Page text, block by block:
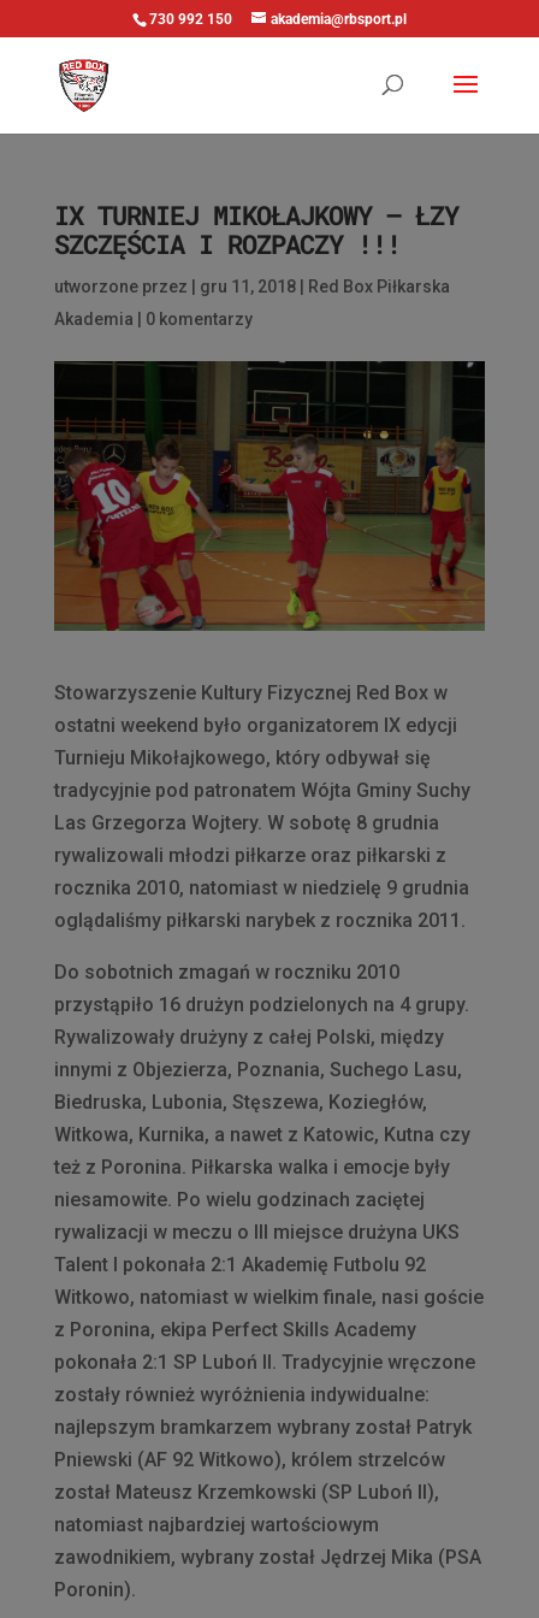
730 992 150 akademia@rbsport.pl
IX TURNIEJ MIKOŁAJKOWY – ŁZY
SZCZĘŚCIA I ROZPACZY !!!
utworzone przez gru 11, 2018|
Red Box Piłkarska
Akademia
0 komentarzy
Stowarzyszenie Kultury Fizycznej Red Box w
ostatni weekend było organizatorem IX edycji
Turnieju Mikołajkowego, który odbywał się
tradycyjnie pod patronatem Wójta Gminy Suchy
Las Grzegorza Wojtery. W sobotę 8 grudnia
rywalizowali młodzi piłkarze oraz piłkarski z
rocznika 2010, natomiast w niedzielę 9 grudnia
oglądaliśmy piłkarski narybek z rocznika 2011.
Do sobotnich zmagań w roczniku 2010
przystąpiło 16 drużyn podzielonych na 4 grupy.
Rywalizowały drużyny z całej Polski, między
innymi z Objezierza, Poznania, Suchego Lasu,
Biedruska, Lubonia, Stęszewa, Koziegłów,
Witkowa, Kurnika, a nawet z Katowic, Kutna czy
też z Poronina. Piłkarska walka i emocje były
niesamowite. Po wielu godzinach zaciętej
rywalizacji w meczu o III miejsce drużyna UKS
Talent I pokonała 2:1 Akademię Futbolu 92
Witkowo, natomiast w wielkim finale, nasi goście
z Poronina, ekipa Perfect Skills Academy
pokonała 2:1 SP Luboń II. Tradycyjnie wręczone
zostały również wyróżnienia indywidualne:
najlepszym bramkarzem wybrany został Patryk
Pniewski (AF 92 Witkowo), królem strzelców
został Mateusz Krzemkowski (SP Luboń II),
natomiast najbardziej wartościowym
zawodnikiem, wybrany został Jędrzej Mika (PSA
Poronin).